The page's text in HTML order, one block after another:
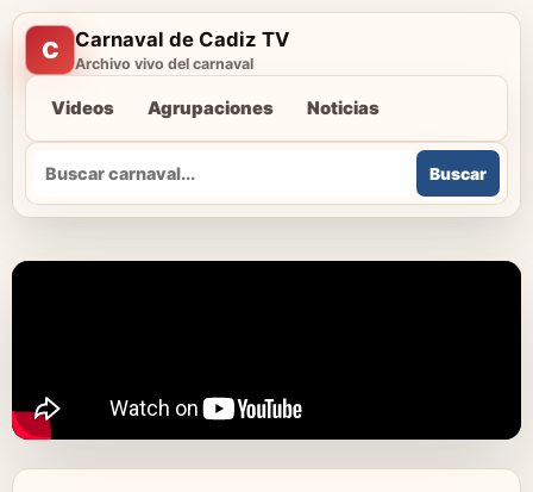
C Carnaval de Cadiz TV
Archivo vivo del carnaval
Videos Agrupaciones Noticias
Buscar
Buscar